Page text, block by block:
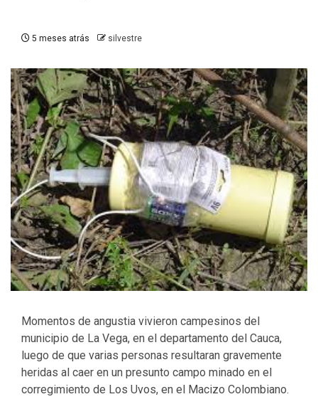
5 meses atrás silvestre
Momentos de angustia vivieron campesinos del
municipio de La Vega, en el departamento del Cauca,
luego de que varias personas resultaran gravemente
heridas al caer en un presunto campo minado en el
corregimiento de Los Uvos, en el Macizo Colombiano.